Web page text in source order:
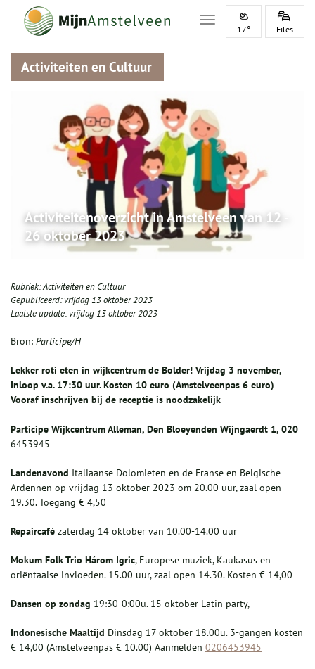
Toggle navigation
17° Files
Activiteiten en Cultuur
Activiteitenoverzicht in Amstelveen van 12 -
26 oktober 2023
Rubriek:Activiteiten en Cultuur
Gepubliceerd:vrijdag 13 oktober 2023
Laatste update:vrijdag 13 oktober 2023
Bron: Participe/H
Lekker roti eten in wijkcentrum de Bolder! Vrijdag 3 november,
Inloop v.a. 17:30 uur. Kosten 10 euro (Amstelveenpas 6 euro)
Vooraf inschrijven bij de receptie is noodzakelijk
Participe Wijkcentrum Alleman, Den Bloeyenden Wijngaerdt 1, 020
6453945
Landenavond Italiaanse Dolomieten en de Franse en Belgische
Ardennen op vrijdag 13 oktober 2023 om 20.00 uur, zaal open
19.30. Toegang € 4,50
Repaircafé zaterdag 14 oktober van 10.00-14.00 uur
Mokum Folk Trio Három Igric, Europese muziek, Kaukasus en
oriëntaalse invloeden. 15.00 uur, zaal open 14.30. Kosten € 14,00
Dansen op zondag 19:30-0:00u. 15 oktober Latin party,
Indonesische Maaltijd Dinsdag 17 oktober 18.00u. 3-gangen kosten
€ 14,00 (Amstelveenpas € 10.00) Aanmelden 0206453945